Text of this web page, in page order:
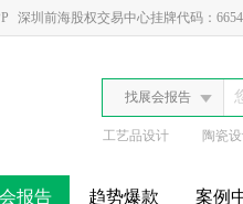
深圳前海股权交易中心挂牌代码：
找展会报告
工艺品设计 陶瓷
报告 趋势爆款 案例